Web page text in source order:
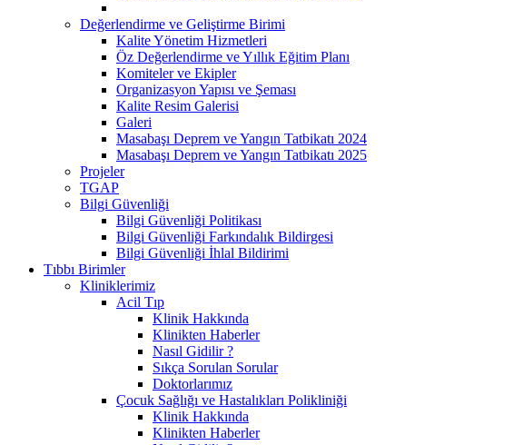
Değerlendirme ve Geliştirme Birimi
Kalite Yönetim Hizmetleri
Öz Değerlendirme ve Yıllık Eğitim Planı
Komiteler ve Ekipler
Organizasyon Yapısı ve Şeması
Kalite Resim Galerisi
Galeri
Masabaşı Deprem ve Yangın Tatbikatı 2024
Masabaşı Deprem ve Yangın Tatbikatı 2025
Projeler
TGAP
Bilgi Güvenliği
Bilgi Güvenliği Politikası
Bilgi Güvenliği Farkındalık Bildirgesi
Bilgi Güvenliği İhlal Bildirimi
Tıbbı Birimler
Kliniklerimiz
Acil Tıp
Klinik Hakkında
Klinikten Haberler
Nasıl Gidilir ?
Sıkça Sorulan Sorular
Doktorlarımız
Çocuk Sağlığı ve Hastalıkları Polikliniği
Klinik Hakkında
Klinikten Haberler